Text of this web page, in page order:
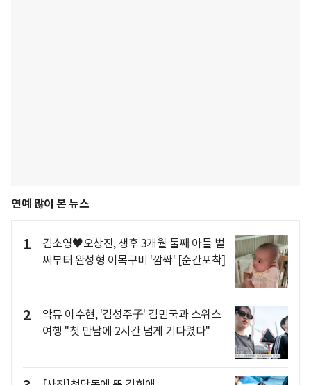
연예 많이 본 뉴스
1
김소영♥오상진, 생후 3개월 둘째 아들 벌
써부터 완성형 이목구비 '깜짝' [순간포착]
2
악뮤 이수현, '김성주子' 김민국과 스위스
여행 "첫 만남에 2시간 넘게 기다렸다"